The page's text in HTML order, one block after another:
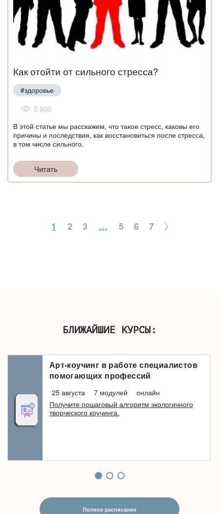
Как отойти от сильного стресса?
#здоровье
5 800
В этой статье мы расскажем, что такое стресс, каковы его
причины и последствия, как восстановиться после стресса,
в том числе сильного.
Читать
1 2 3 … 5 6 7
БЛИЖАЙШИЕ КУРСЫ:
Арт-коучинг в работе специалистов
помогающих профессий
25 августа 7 модулей
онлайн
Получите пошаговый алгоритм экологичного
творческого коучинга.
Полное расписание